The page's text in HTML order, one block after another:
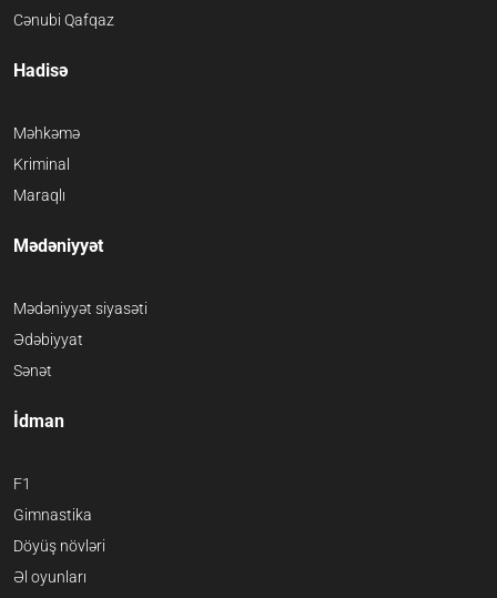
Cənubi Qafqaz
Hadisə
Məhkəmə
Kriminal
Maraqlı
Mədəniyyət
Mədəniyyət siyasəti
Ədəbiyyat
Sənət
İdman
F1
Gimnastika
Döyüş növləri
Əl oyunları